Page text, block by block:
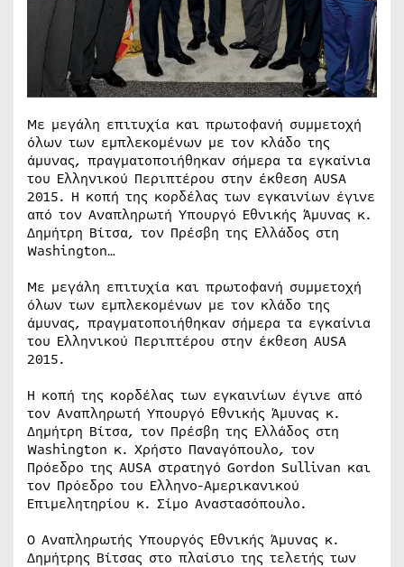
Με μεγάλη επιτυχία και πρωτοφανή συμμετοχή
όλων των εμπλεκομένων με τον κλάδο της
άμυνας, πραγματοποιήθηκαν σήμερα τα εγκαίνια
του Ελληνικού Περιπτέρου στην έκθεση AUSA
2015. Η κοπή της κορδέλας των εγκαινίων έγινε
από τον Αναπληρωτή Υπουργό Εθνικής Άμυνας κ.
Δημήτρη Βίτσα, τον Πρέσβη της Ελλάδος στη
Washington…
Με μεγάλη επιτυχία και πρωτοφανή συμμετοχή
όλων των εμπλεκομένων με τον κλάδο της
άμυνας, πραγματοποιήθηκαν σήμερα τα εγκαίνια
του Ελληνικού Περιπτέρου στην έκθεση AUSA
2015.
Η κοπή της κορδέλας των εγκαινίων έγινε από
τον Αναπληρωτή Υπουργό Εθνικής Άμυνας κ.
Δημήτρη Βίτσα, τον Πρέσβη της Ελλάδος στη
Washington κ. Χρήστο Παναγόπουλο, τον
Πρόεδρο της AUSA στρατηγό Gordon Sullivan και
τον Πρόεδρο του Ελληνο-Αμερικανικού
Επιμελητηρίου κ. Σίμο Αναστασόπουλο.
Ο Αναπληρωτής Υπουργός Εθνικής Άμυνας κ.
Δημήτρης Βίτσας στο πλαίσιο της τελετής των